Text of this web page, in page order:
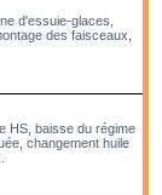
d'essuie-glaces,
des faisceaux,
HS, baisse du régime
changement huile